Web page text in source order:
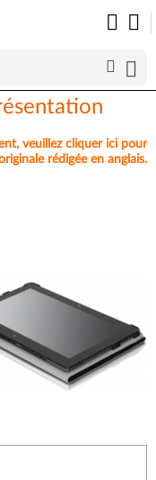
veuillez cliquer ici pour
rédigée en anglais.